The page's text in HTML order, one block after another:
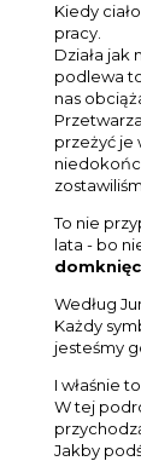
Kiedy
pracy.
Działa jak
podlewa
nas
przeżyć je
To nie
lata - bo
Według
Każdy
jesteśmy
I właśnie
W tej
Jakby